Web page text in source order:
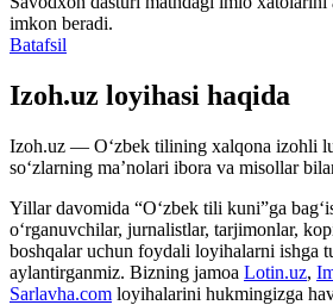
imkon beradi.
Batafsil
Izoh.uz loyihasi haqida
Izoh.uz — O‘zbek tilining xalqona izohli
so‘zlarning ma’nolari ibora va misollar
Yillar davomida “O‘zbek tili kuni”ga
o‘rganuvchilar, jurnalistlar, tarjimonlar,
boshqalar uchun foydali loyihalarni ishga
aylantirganmiz. Bizning jamoa Lotin.uz,
Sarlavha.com loyihalarini hukmingizga